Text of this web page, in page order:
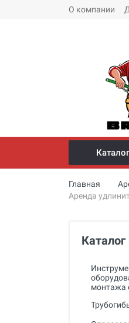
О компании
монтажа
Промывка
Техника
сверления,
Каталог
Главная
Аренда
Каталог
монтажа